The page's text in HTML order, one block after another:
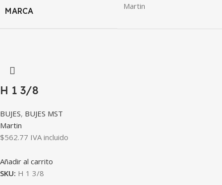
MARCA Martin
H 1 3/8
BUJES, BUJES MST
Martin
$562.77 IVA incluido
Añadir al carrito
SKU: H 1 3/8